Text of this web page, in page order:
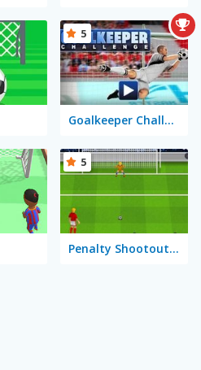
Goalkeeper Challenge
5
Penalty Shootout: Euro Cup 2016
5